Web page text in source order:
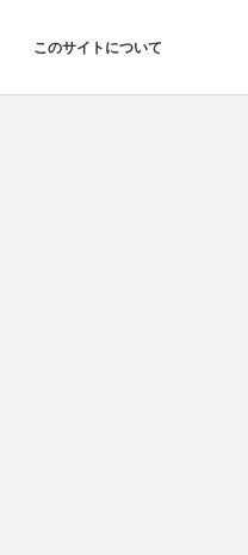
このサイトについて